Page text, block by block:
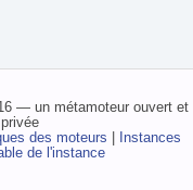
— un métamoteur ouvert et
des moteurs | Instances
de l'instance